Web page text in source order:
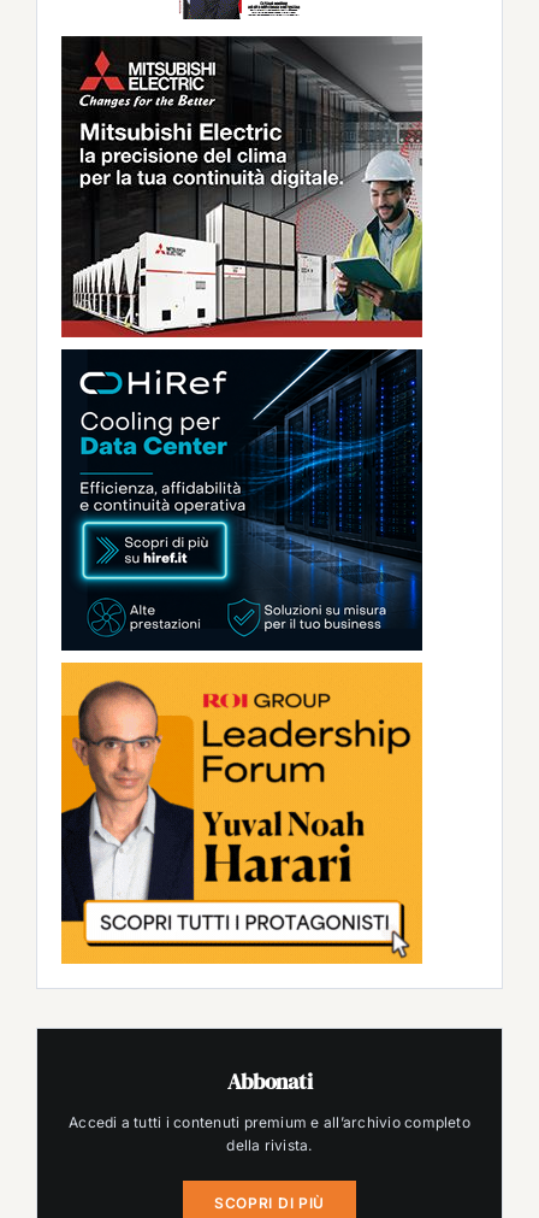
Abbonati
Accedi a tutti i contenuti premium e all’archivio completo
della rivista.
SCOPRI DI PIÙ